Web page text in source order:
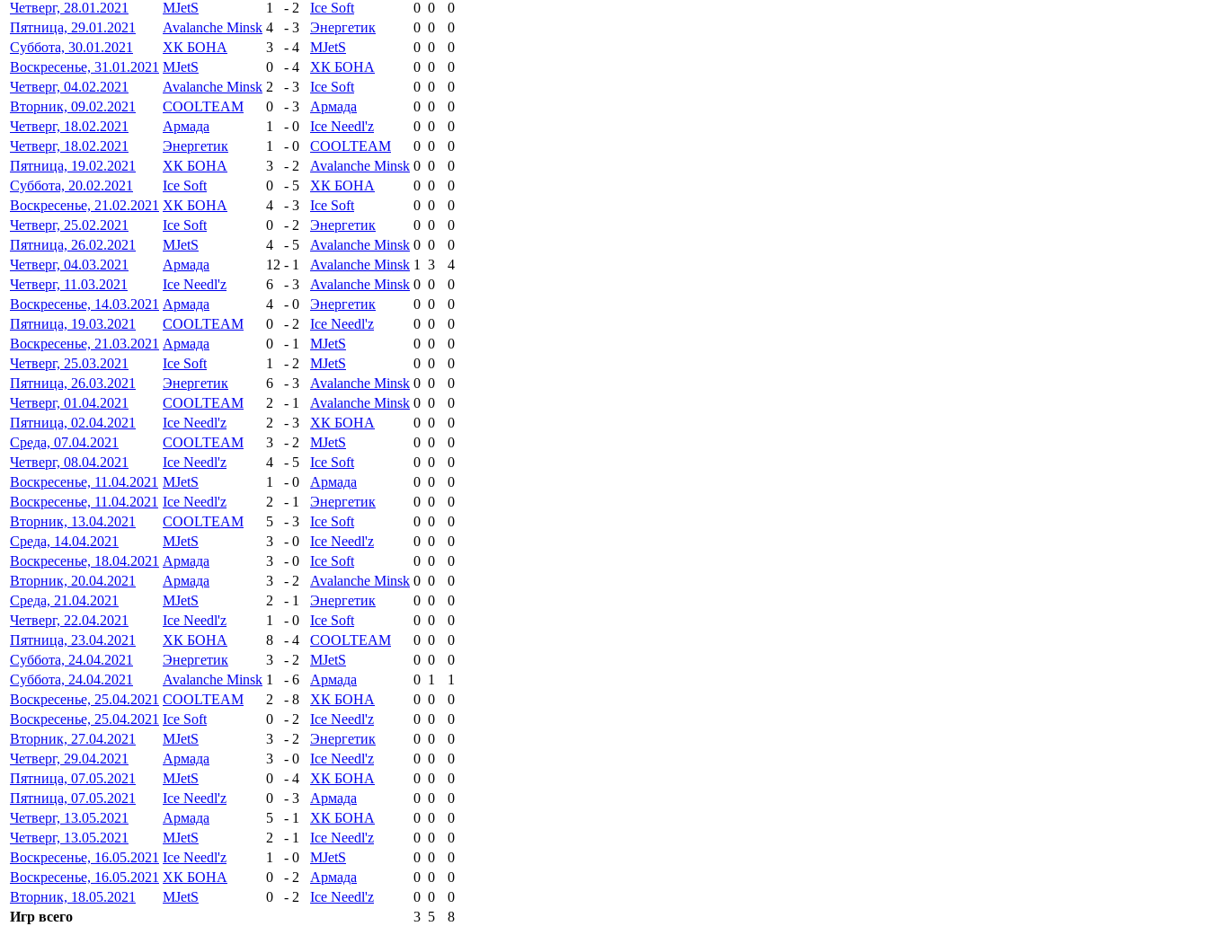
Четверг, 28.01.2021
MJetS 1 - 2 Ice Soft 0 0
0
Пятница, 29.01.2021
Avalanche Minsk 4 - 3 Энергетик 0 0
0
Суббота, 30.01.2021
ХК БОНА 3 - 4 MJetS 0 0
0
Воскресенье, 31.01.2021 MJetS 0 - 4 ХК БОНА 0 0
0
Четверг, 04.02.2021
Avalanche Minsk 2 - 3 Ice Soft 0 0
0
Вторник, 09.02.2021
COOLTEAM 0 - 3 Армада 0 0
0
Четверг, 18.02.2021
Армада 1 - 0 Ice Needl'z 0 0
0
Четверг, 18.02.2021
Энергетик 1 - 0 COOLTEAM 0 0
0
Пятница, 19.02.2021
ХК БОНА 3 - 2 Avalanche Minsk 0 0
0
Суббота, 20.02.2021
Ice Soft 0 - 5 ХК БОНА 0 0
0
Воскресенье, 21.02.2021 ХК БОНА 4 - 3 Ice Soft 0 0
0
Четверг, 25.02.2021
Ice Soft 0 - 2 Энергетик 0 0
0
Пятница, 26.02.2021
MJetS 4 - 5 Avalanche Minsk 0 0
0
Четверг, 04.03.2021
Армада 12 - 1 Avalanche Minsk 1 3
4
Четверг, 11.03.2021
Ice Needl'z 6 - 3 Avalanche Minsk 0 0
0
Воскресенье, 14.03.2021 Армада 4 - 0 Энергетик 0 0
0
Пятница, 19.03.2021
COOLTEAM 0 - 2 Ice Needl'z 0 0
0
Воскресенье, 21.03.2021 Армада 0 - 1 MJetS 0 0
0
Четверг, 25.03.2021
Ice Soft 1 - 2 MJetS 0 0
0
Пятница, 26.03.2021
Энергетик 6 - 3 Avalanche Minsk 0 0
0
Четверг, 01.04.2021
COOLTEAM 2 - 1 Avalanche Minsk 0 0
0
Пятница, 02.04.2021
Ice Needl'z 2 - 3 ХК БОНА 0 0
0
Среда, 07.04.2021
COOLTEAM 3 - 2 MJetS 0 0
0
Четверг, 08.04.2021
Ice Needl'z 4 - 5 Ice Soft 0 0
0
Воскресенье, 11.04.2021 MJetS 1 - 0 Армада 0 0
0
Воскресенье, 11.04.2021 Ice Needl'z 2 - 1 Энергетик 0 0
0
Вторник, 13.04.2021
COOLTEAM 5 - 3 Ice Soft 0 0
0
Среда, 14.04.2021
MJetS 3 - 0 Ice Needl'z 0 0
0
Воскресенье, 18.04.2021 Армада 3 - 0 Ice Soft 0 0
0
Вторник, 20.04.2021
Армада 3 - 2 Avalanche Minsk 0 0
0
Среда, 21.04.2021
MJetS 2 - 1 Энергетик 0 0
0
Четверг, 22.04.2021
Ice Needl'z 1 - 0 Ice Soft 0 0
0
Пятница, 23.04.2021
ХК БОНА 8 - 4 COOLTEAM 0 0
0
Суббота, 24.04.2021
Энергетик 3 - 2 MJetS 0 0
0
Суббота, 24.04.2021
Avalanche Minsk 1 - 6 Армада 0 1
1
Воскресенье, 25.04.2021 COOLTEAM 2 - 8 ХК БОНА 0 0
0
Воскресенье, 25.04.2021 Ice Soft 0 - 2 Ice Needl'z 0 0
0
Вторник, 27.04.2021
MJetS 3 - 2 Энергетик 0 0
0
Четверг, 29.04.2021
Армада 3 - 0 Ice Needl'z 0 0
0
Пятница, 07.05.2021
MJetS 0 - 4 ХК БОНА 0 0
0
Пятница, 07.05.2021
Ice Needl'z 0 - 3 Армада 0 0
0
Четверг, 13.05.2021
Армада 5 - 1 ХК БОНА 0 0
0
Четверг, 13.05.2021
MJetS 2 - 1 Ice Needl'z 0 0
0
Воскресенье, 16.05.2021 Ice Needl'z 1 - 0 MJetS 0 0
0
Воскресенье, 16.05.2021 ХК БОНА 0 - 2 Армада 0 0
0
Вторник, 18.05.2021
MJetS 0 - 2 Ice Needl'z 0 0
0
Игр всего
3 5 8